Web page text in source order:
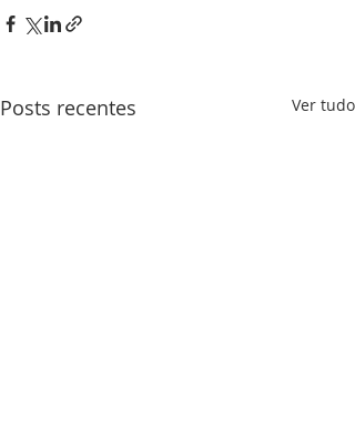
Posts recentes Ver tudo